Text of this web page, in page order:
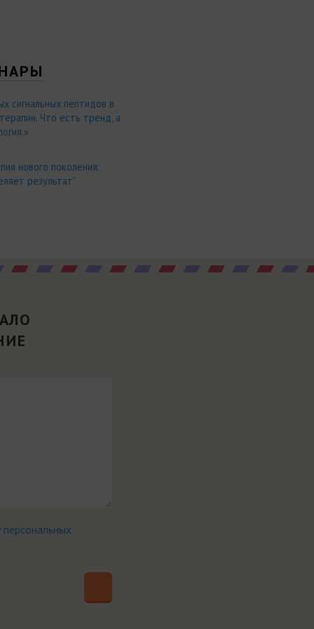
сигнальных пептидов в
Что есть тренд, а
нового поколения:
результат"